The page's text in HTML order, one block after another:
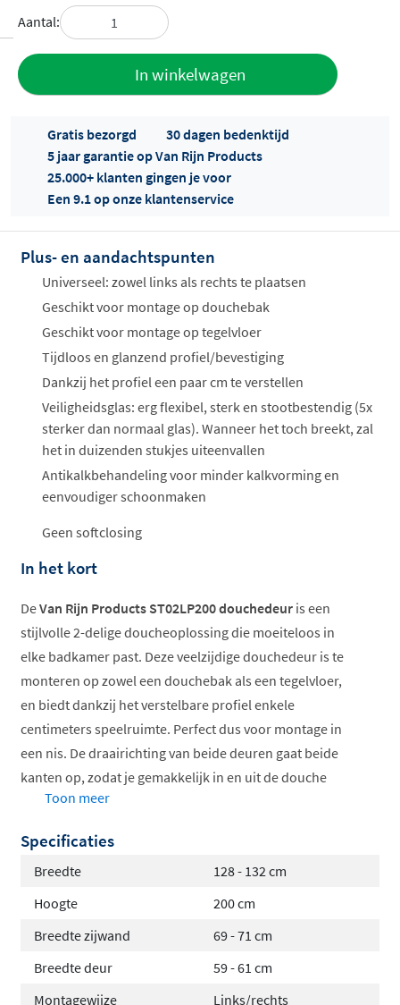
Aantal:
In winkelwagen
Offertes
ophalen...
Gratis bezorgd
30 dagen bedenktijd
5 jaar garantie op Van Rijn Products
25.000+ klanten gingen je voor
Een 9.1 op onze klantenservice
Plus- en aandachtspunten
Universeel: zowel links als rechts te plaatsen
Geschikt voor montage op douchebak
Geschikt voor montage op tegelvloer
Tijdloos en glanzend profiel/bevestiging
Dankzij het profiel een paar cm te verstellen
Veiligheidsglas: erg flexibel, sterk en stootbestendig (5x
sterker dan normaal glas). Wanneer het toch breekt, zal
het in duizenden stukjes uiteenvallen
Antikalkbehandeling voor minder kalkvorming en
eenvoudiger schoonmaken
Geen softclosing
In het kort
DeVan Rijn Products ST02LP200 douchedeur is een
stijlvolle 2-delige doucheoplossing die moeiteloos in
elke badkamer past. Deze veelzijdige douchedeur is te
monteren op zowel een douchebak als een tegelvloer,
en biedt dankzij het verstelbare profiel enkele
centimeters speelruimte. Perfect dus voor montage in
een nis. De draairichting van beide deuren gaat beide
kanten op, zodat je gemakkelijk in en uit de douche
stapt.
Veelzijdig monteerbaar: links of rechts
6mm dik helder veiligheidsglas
Deuren draaien naar binnen en buiten
Antikalkbehandeling voor makkelijk onderhoud
Veilig en sterk glas
Toon meer
Specificaties
Breedte
128 - 132 cm
Hoogte
200 cm
Breedte zijwand
69 - 71 cm
Breedte deur
59 - 61 cm
Montagewijze
Links/rechts